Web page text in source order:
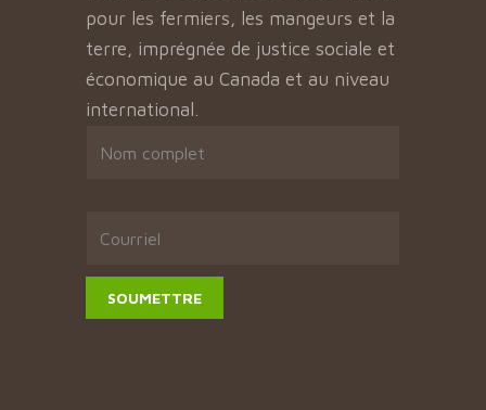
pour les fermiers, les mangeurs et la
terre, imprégnée de justice sociale et
économique au Canada et au niveau
international.